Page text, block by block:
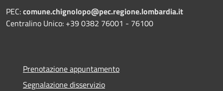
PEC:comune.chignolopo@pec.regione.lombardia.it
Centralino Unico: +39 0382 76001 - 76100
Prenotazione appuntamento
Segnalazione disservizio